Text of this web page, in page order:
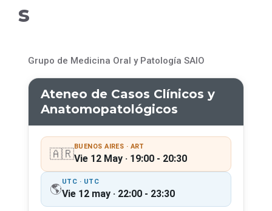
s
Grupo de Medicina Oral y Patología SAIO
Ateneo de Casos Clínicos y
Anatomopatológicos
🇦🇷
BUENOS AIRES · ART
Vie 12 May · 19:00 - 20:30
🌎
UTC · UTC
Vie 12 may · 22:00 - 23:30